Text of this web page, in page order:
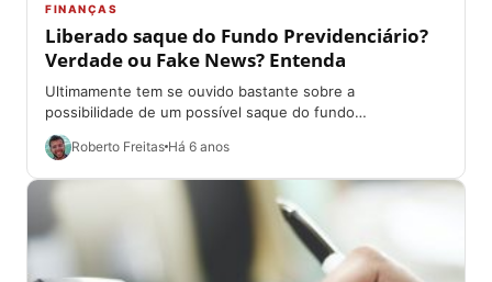
FINANÇAS
Liberado saque do Fundo Previdenciário?
Verdade ou Fake News? Entenda
Ultimamente tem se ouvido bastante sobre a
possibilidade de um possível saque do fundo
previdenciário. A notícia tem se espalhado, principalmente
entre...Roberto Freitas Há 6 anos